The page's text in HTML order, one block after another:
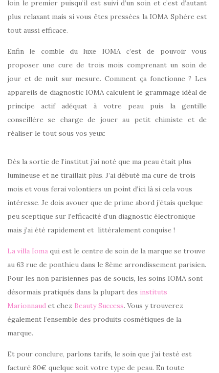
loin le premier puisqu’il est suivi d’un soin et c’est d’autant
plus relaxant mais si vous êtes pressées la IOMA Sphère est
tout aussi efficace.
Enfin le comble du luxe IOMA c’est de pouvoir vous
proposer une cure de trois mois comprenant un soin de
jour et de nuit sur mesure. Comment ça fonctionne ? Les
appareils de diagnostic IOMA calculent le grammage idéal de
principe actif adéquat à votre peau puis la gentille
conseillère se charge de jouer au petit chimiste et de
réaliser le tout sous vos yeux:
Dès la sortie de l’institut j’ai noté que ma peau était plus
lumineuse et ne tiraillait plus. J’ai débuté ma cure de trois
mois et vous ferai volontiers un point d’ici là si cela vous
intéresse. Je dois avouer que de prime abord j’étais quelque
peu sceptique sur l’efficacité d’un diagnostic électronique
mais j’ai été rapidement et littéralement conquise !
La villa Ioma qui est le centre de soin de la marque se trouve
au 63 rue de ponthieu dans le 8ème arrondissement parisien.
Pour les non parisiennes pas de soucis, les soins IOMA sont
désormais pratiqués dans la plupart des instituts
Marionnaud et chez Beauty Success. Vous y trouverez
également l’ensemble des produits cosmétiques de la
marque.
Et pour conclure, parlons tarifs, le soin que j’ai testé est
facturé 80€ quelque soit votre type de peau. En toute